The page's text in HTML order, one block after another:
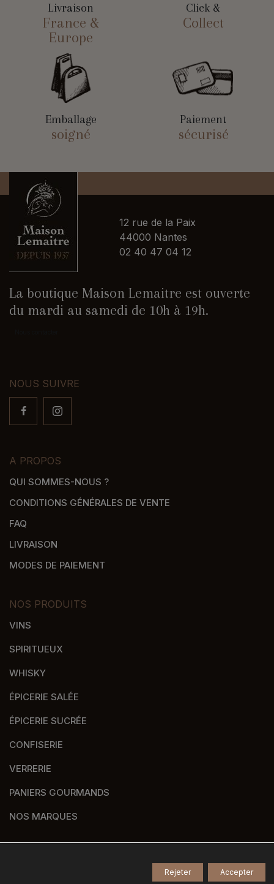
Livraison
France &
Europe
Click &
Collect
Emballage
soigné
Paiement
sécurisé
12 rue de la Paix
44000 Nantes
02 40 47 04 12
La boutique Maison Lemaitre est ouverte
du mardi au samedi de 10h à 19h.
NOUS SUIVRE
A PROPOS
QUI SOMMES-NOUS ?
CONDITIONS GÉNÉRALES DE VENTE
FAQ
LIVRAISON
MODES DE PAIEMENT
NOS PRODUITS
VINS
SPIRITUEUX
WHISKY
ÉPICERIE SALÉE
ÉPICERIE SUCRÉE
CONFISERIE
VERRERIE
PANIERS GOURMANDS
NOS MARQUES
Tous droits réservés - Accepter
Rejeter